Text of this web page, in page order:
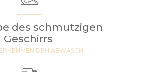
des schmutzigen
Geschirrs
DEN ABWASCH